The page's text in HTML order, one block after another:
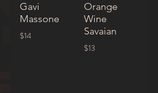
Gavi
Massone
$14
Orange
Wine
Savaian
$13